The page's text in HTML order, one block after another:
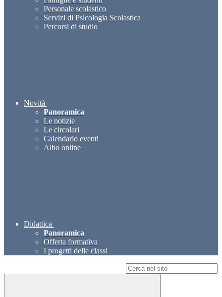
Personale scolastico
Servizi di Psicologia Scolastica
Percorsi di studio
Novità
Panoramica
Le notizie
Le circolari
Calendario eventi
Albo online
Didattica
Panoramica
Offerta formativa
I progetti delle classi